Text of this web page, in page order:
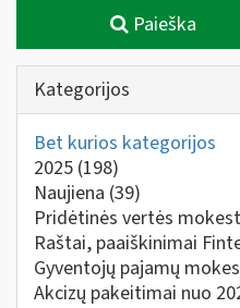
Paieška
Kategorijos
Bet kurios kategorijos
2025 (198)
Naujiena (39)
Pridėtinės vertės
Raštai, paaiškinimai
Gyventojų pajamų
Akcizų pakeitimai nuo